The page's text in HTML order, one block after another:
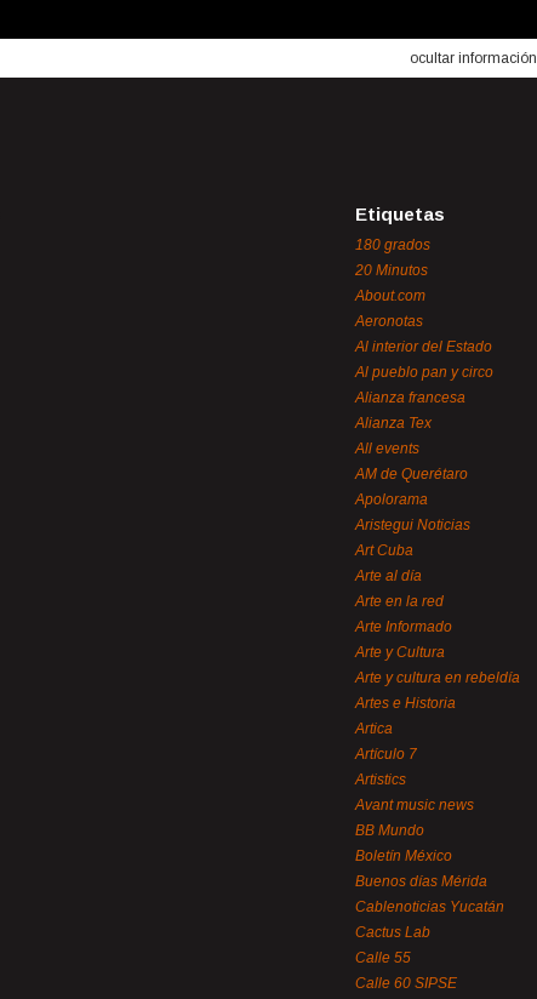
ocultar información
Etiquetas
180 grados
20 Minutos
About.com
Aeronotas
Al interior del Estado
Al pueblo pan y circo
Alianza francesa
Alianza Tex
All events
AM de Querétaro
Apolorama
Aristegui Noticias
Art Cuba
Arte al día
Arte en la red
Arte Informado
Arte y Cultura
Arte y cultura en rebeldía
Artes e Historia
Artica
Artículo 7
Artistics
Avant music news
BB Mundo
Boletín México
Buenos días Mérida
Cablenoticias Yucatán
Cactus Lab
Calle 55
Calle 60 SIPSE